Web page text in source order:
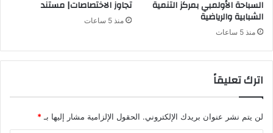
السباحة الأولمبي بمركز التنمية
الشبابية والرياضية
منذ 5 ساعات
تجاوز الاختصاصات| مستند
منذ 5 ساعات
اترك تعليقاً
لن يتم نشر عنوان بريدك الإلكتروني. الحقول الإلزامية مشار إليها بـ*